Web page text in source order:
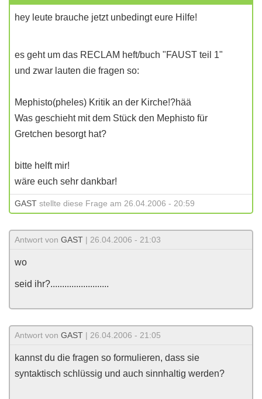
hey leute brauche jetzt unbedingt eure Hilfe!
es geht um das RECLAM heft/buch "FAUST teil 1"
und zwar lauten die fragen so:
Mephisto(pheles) Kritik an der Kirche!?hää
Was geschieht mit dem Stück den Mephisto für
Gretchen besorgt hat?
bitte helft mir!
wäre euch sehr dankbar!
GAST stellte diese Frage am 26.04.2006 - 20:59
Antwort von GAST | 26.04.2006 - 21:03
wo
seid ihr?.........................
Antwort von GAST | 26.04.2006 - 21:05
kannst du die fragen so formulieren, dass sie
syntaktisch schlüssig und auch sinnhaltig werden?